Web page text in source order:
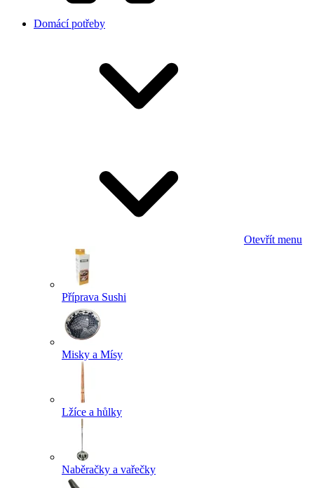
Domácí potřeby
Otevřít menu
Příprava Sushi
Misky a Mísy
Lžíce a hůlky
Naběračky a vařečky